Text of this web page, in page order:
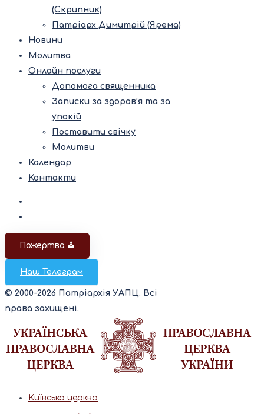
(Скрипник)
Патріарх Димитрій (Ярема)
Новини
Молитва
Онлайн послуги
Допомога священника
Записки за здоров’я та за
упокій
Поставити свічку
Молитви
Календар
Контакти
Пожертва ⛪️
Наш Телеграм
© 2000-2026 Патріархія УАПЦ. Всі
права захищені.
Київська церква